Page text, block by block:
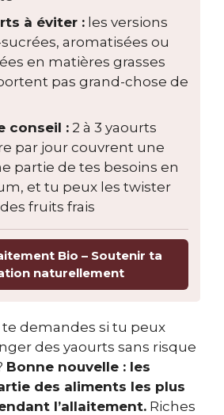
à éviter : les versions
aromatisées ou
en matières grasses
pas grand-chose de
conseil : 2 à 3 yaourts
par jour couvrent une
partie de tes besoins en
et tu peux les twister
fruits frais
Bio – Soutenir ta
naturellement
demandes si tu peux
des yaourts sans risque
Bonne nouvelle : les
des aliments les plus
l’allaitement. Riches